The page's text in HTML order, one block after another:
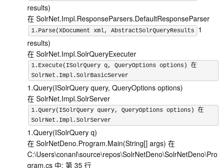
results)
在 SolrNet.Impl.ResponseParsers.DefaultResponseParser
1.Parse(XDocument xml, AbstractSolrQueryResults
1
results)
在 SolrNet.Impl.SolrQueryExecuter
1.Execute(ISolrQuery q, QueryOptions options) 在
SolrNet.Impl.SolrBasicServer
1.Query(ISolrQuery query, QueryOptions options)
在 SolrNet.Impl.SolrServer
1.Query(ISolrQuery query, QueryOptions options) 在
SolrNet.Impl.SolrServer
1.Query(ISolrQuery q)
在 SolrNetDeno.Program.Main(String[] args) 在
C:\Users\conanl\source\repos\SolrNetDeno\SolrNetDeno\Pro
gram.cs 中: 第 35 行